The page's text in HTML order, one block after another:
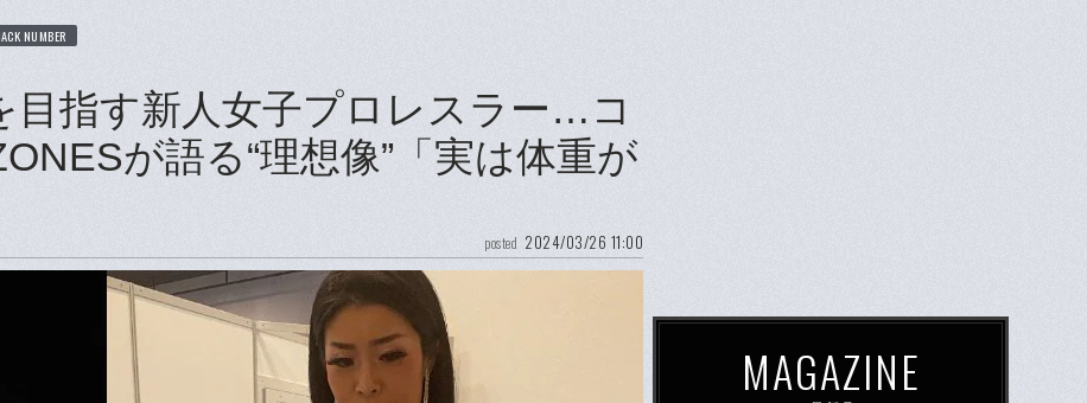
NUMBER
目指す新人女子プロレスラー…コ
が語る“理想像”「実は体重が
posted 2024/03/26 11:00
MAGAZINE